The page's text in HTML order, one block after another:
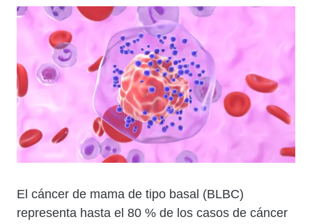
Cuerpo
El cáncer de mama de tipo basal (BLBC)
representa hasta el 80 % de los casos de cáncer